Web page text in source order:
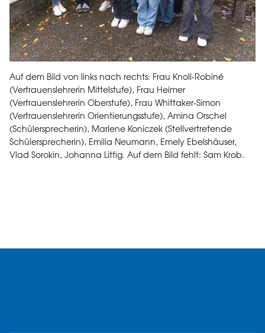
Auf dem Bild von links nach rechts: Frau Knoll-Robiné
(Vertrauenslehrerin Mittelstufe), Frau Heimer
(Vertrauenslehrerin Oberstufe), Frau Whittaker-Simon
(Vertrauenslehrerin Orientierungsstufe), Amina Orschel
(Schülersprecherin), Marlene Koniczek (Stellvertretende
Schülersprecherin), Emilia Neumann, Emely Ebelshäuser,
Vlad Sorokin, Johanna Littig. Auf dem Bild fehlt: Sam Krob.